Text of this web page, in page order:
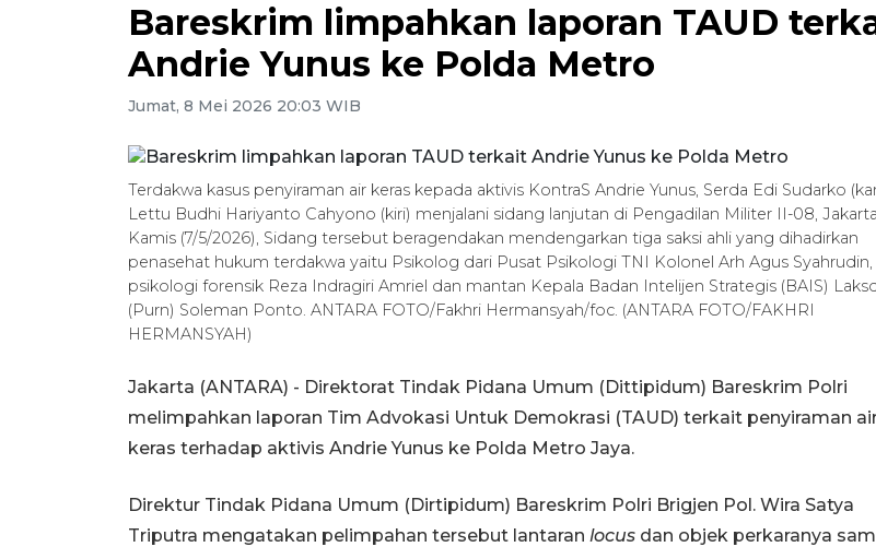
Bareskrim limpahkan laporan TAUD
Andrie Yunus ke Polda Metro
Jumat, 8 Mei 2026 20:03 WIB
Terdakwa kasus penyiraman air keras kepada aktivis KontraS Andrie Yunus, Serda Edi Sudarko
Lettu Budhi Hariyanto Cahyono (kiri) menjalani sidang lanjutan di Pengadilan Militer II-08,
Kamis (7/5/2026), Sidang tersebut beragendakan mendengarkan tiga saksi ahli yang dihadirkan
penasehat hukum terdakwa yaitu Psikolog dari Pusat Psikologi TNI Kolonel Arh Agus Syahrudin,
psikologi forensik Reza Indragiri Amriel dan mantan Kepala Badan Intelijen Strategis (BAIS)
(Purn) Soleman Ponto. ANTARA FOTO/Fakhri Hermansyah/foc. (ANTARA FOTO/FAKHRI
HERMANSYAH)
Jakarta (ANTARA) - Direktorat Tindak Pidana Umum (Dittipidum) Bareskrim Polri
melimpahkan laporan Tim Advokasi Untuk Demokrasi (TAUD) terkait penyiraman
keras terhadap aktivis Andrie Yunus ke Polda Metro Jaya.
Direktur Tindak Pidana Umum (Dirtipidum) Bareskrim Polri Brigjen Pol. Wira Satya
Triputra mengatakan pelimpahan tersebut lantaran locus dan objek perkaranya